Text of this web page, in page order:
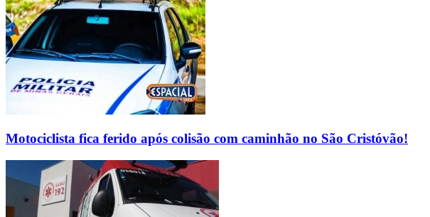
Motociclista fica ferido após colisão com caminhão no São Cristóvão!